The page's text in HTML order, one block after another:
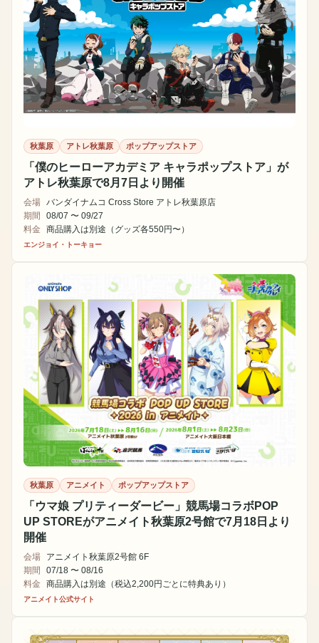
秋葉原 アトレ秋葉原 ポップアップストア
「僕のヒーローアカデミア キャラポップストア」が
アトレ秋葉原で8月7日より開催
会場 バンダイナムコ Cross Store アトレ秋葉原店
期間
08/07 〜 09/27
料金
商品購入は別途（グッズ各550円〜）
エンジョイ・トーキョー
秋葉原 アニメイト ポップアップストア
「ウマ娘 プリティーダービー」競馬場コラボPOP
UP STOREがアニメイト秋葉原2号館で7月18日より
開催
会場
アニメイト秋葉原2号館 6F
期間
07/18 〜 08/16
料金
商品購入は別途（税込2,200円ごとに特典あり）
アニメイト公式サイト